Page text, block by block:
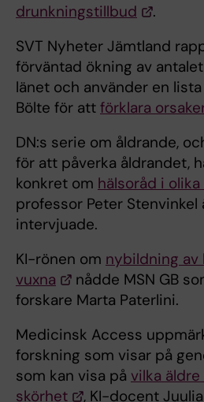
drunkningstillbud
.
SVT Nyheter Jämtland
förväntad ökning av
länet och använder en
Bölte för att förklara
DN:s serie om åldrande,
för att påverka åldrandet,
konkret om hälsoråd i
professor Peter Stenvinkel
intervjuade.
KI-rönen om nybildning av
vuxna
nådde MSN GB
forskare Marta Paterlini.
Medicinsk Access
forskning som visar på
som kan visa på vilka
skörhet
, KI-docent